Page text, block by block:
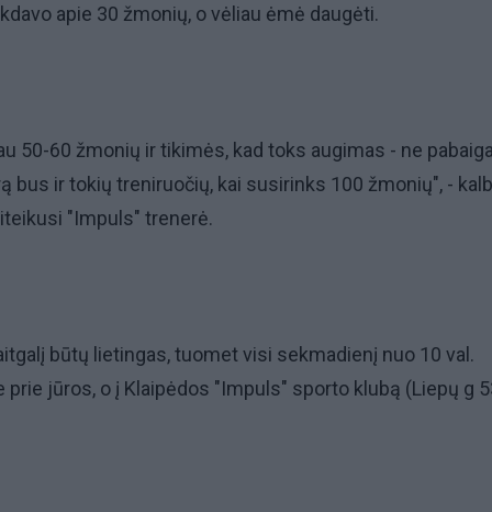
apie 30 žmonių, o vėliau ėmė daugėti.
50-60 žmonių ir tikimės, kad toks augimas - ne
bus ir tokių treniruočių, kai susirinks 100 žmonių", -
"Impuls" trenerė.
būtų lietingas, tuomet visi sekmadienį nuo 10 val.
prie jūros, o į Klaipėdos "Impuls" sporto klubą (Liepų g